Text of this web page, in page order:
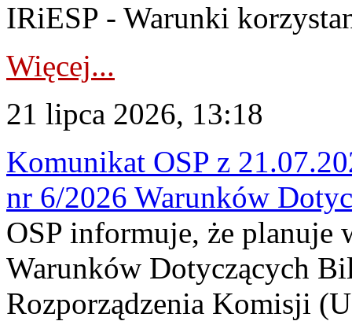
IRiESP - Warunki
Więcej...
21 lipca 2026, 13:18
Komunikat OSP z
nr 6/2026 Warunków
OSP informuje, że planuje
Warunków Dotyczących
Rozporządzenia Komisji